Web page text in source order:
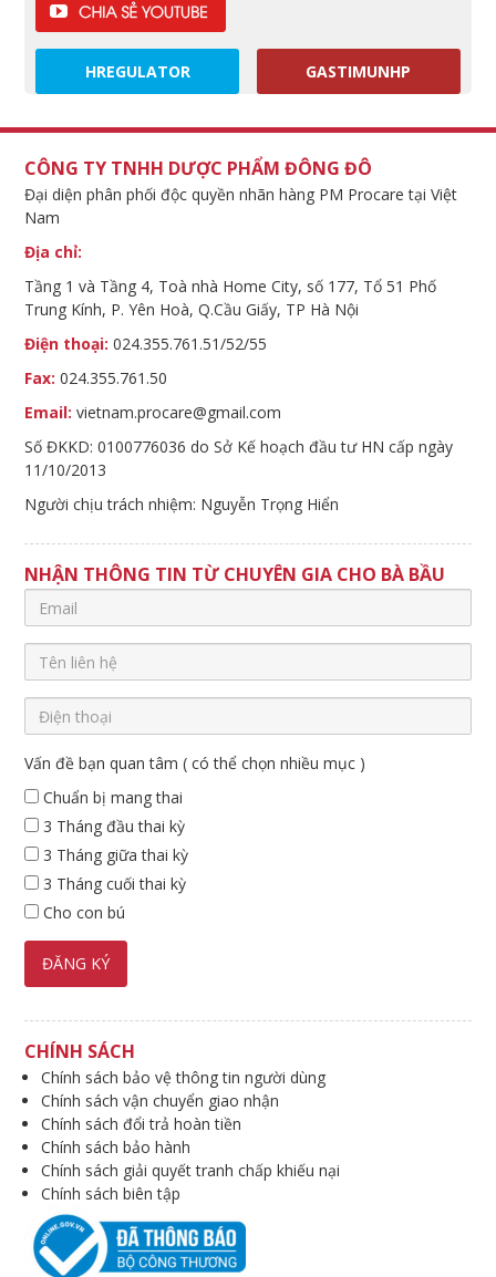
HREGULATOR GASTIMUNHP
CÔNG TY TNHH DƯỢC PHẨM ĐÔNG ĐÔ
Đại diện phân phối độc quyền nhãn hàng PM Procare tại Việt
Nam
Địa chỉ:
Tầng 1 và Tầng 4, Toà nhà Home City, số 177, Tổ 51 Phố
Trung Kính, P. Yên Hoà, Q.Cầu Giấy, TP Hà Nội
Điện thoại: 024.355.761.51/52/55
Fax: 024.355.761.50
Email: vietnam.procare@gmail.com
Số ĐKKD: 0100776036 do Sở Kế hoạch đầu tư HN cấp ngày
11/10/2013
Người chịu trách nhiệm: Nguyễn Trọng Hiển
NHẬN THÔNG TIN TỪ CHUYÊN GIA CHO BÀ BẦU
Vấn đề bạn quan tâm ( có thể chọn nhiều mục )
Chuẩn bị mang thai
3 Tháng đầu thai kỳ
3 Tháng giữa thai kỳ
3 Tháng cuối thai kỳ
Cho con bú
CHÍNH SÁCH
Chính sách bảo vệ thông tin người dùng
Chính sách vận chuyển giao nhận
Chính sách đổi trả hoàn tiền
Chính sách bảo hành
Chính sách giải quyết tranh chấp khiếu nại
Chính sách biên tập